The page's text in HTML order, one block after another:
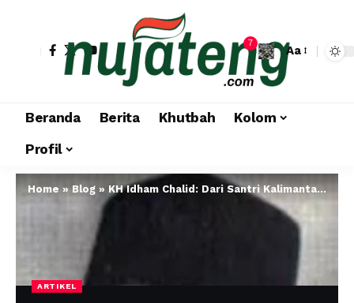
7
Aa
Beranda Berita Khutbah
Kolom
Profil
Home »Blog » KH Idham Chalid: Dari Santri Kalimantan hingga Wajah di Uang Rp5.000, Ulama Moderat yang Jadi Simbol Indonesia!
ARTIKEL